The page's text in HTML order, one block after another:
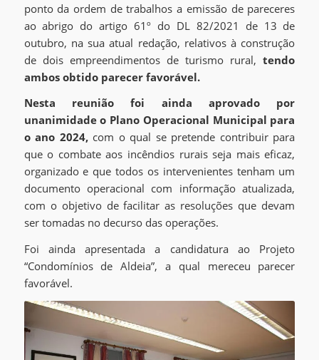
ponto da ordem de trabalhos a emissão de pareceres
ao abrigo do artigo 61º do DL 82/2021 de 13 de
outubro, na sua atual redação, relativos à construção
de dois empreendimentos de turismo rural,tendo
ambos obtido parecer favorável.
Nesta reunião foi ainda aprovado por
unanimidade o Plano Operacional Municipal para
o ano 2024,com o qual se pretende contribuir para
que o combate aos incêndios rurais seja mais eficaz,
organizado e que todos os intervenientes tenham um
documento operacional com informação atualizada,
com o objetivo de facilitar as resoluções que devam
ser tomadas no decurso das operações.
Foi ainda apresentada a candidatura ao Projeto
“Condomínios de Aldeia”, a qual mereceu parecer
favorável.